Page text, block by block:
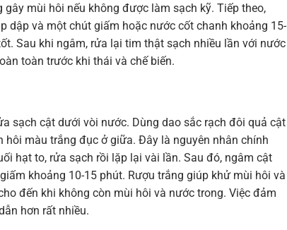
mùi hôi nếu không được làm sạch kỹ. Tiếp theo,
và một chút giấm hoặc nước cốt chanh khoảng 15-
Sau khi ngâm, rửa lại tim thật sạch nhiều lần với nước
toàn trước khi thái và chế biến.
sạch cật dưới vòi nước. Dùng dao sắc rạch đôi quả cật
màu trắng đục ở giữa. Đây là nguyên nhân chính
hạt to, rửa sạch rồi lặp lại vài lần. Sau đó, ngâm cật
khoảng 10-15 phút. Rượu trắng giúp khử mùi hôi và
đến khi không còn mùi hôi và nước trong. Việc đảm
hơn rất nhiều.